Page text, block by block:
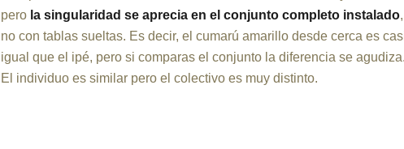
pero la singularidad se aprecia en el conjunto completo instalado,
no con tablas sueltas. Es decir, el cumarú amarillo desde cerca es
igual que el ipé, pero si comparas el conjunto la diferencia se agudiza.
El individuo es similar pero el colectivo es muy distinto.